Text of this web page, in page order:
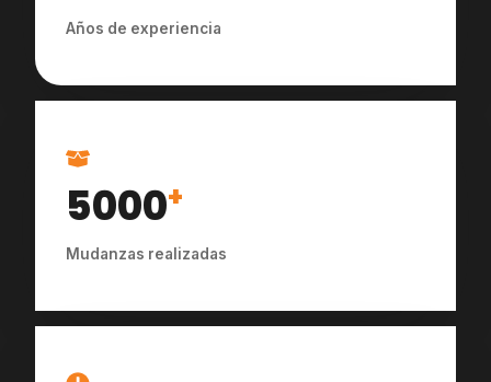
Años de experiencia
5000+
Mudanzas realizadas